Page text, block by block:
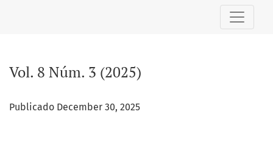
Vol. 8 Núm. 3 (2025): Presentación Vol. 8 Núm. 3 (2025):
Vol. 8 Núm. 3 (2025)
Publicado December 30, 2025